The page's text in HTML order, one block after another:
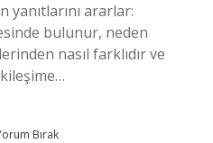
yanıtlarını ararlar:
bulunur, neden
nasıl farklıdır ve
Bırak